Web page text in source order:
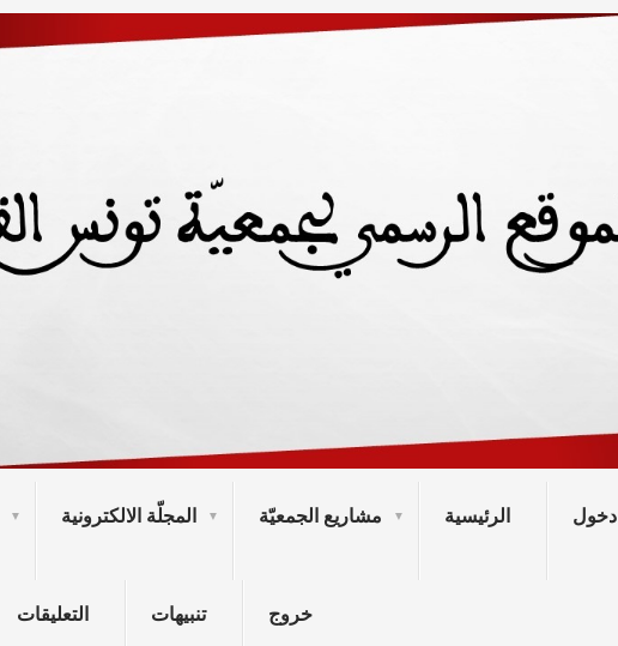
المجلّة الالكترونية مشاريع الجمعيّة الرئيسية دخول
التعليقات تنبيهات خروج